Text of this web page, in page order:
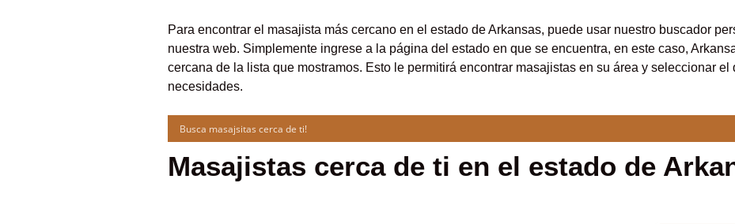
Para encontrar el masajista más cercano en el estado de Arkansas, puede usar nuestro buscador
nuestra web. Simplemente ingrese a la página del estado en que se encuentra, en este caso,
cercana de la lista que mostramos. Esto le permitirá encontrar masajistas en su área y seleccionar el
necesidades.
Masajistas cerca de ti en el estado de